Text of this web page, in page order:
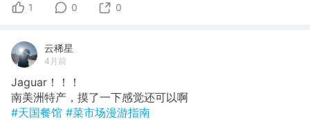
1 0 0
云稀星
4月前
Jaguar！！！
南美洲特产，摸了一下感觉还可以啊
#天国餐馆 #菜市场漫游指南